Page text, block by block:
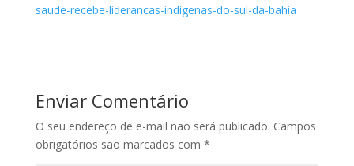
saude-recebe-liderancas-indigenas-do-sul-da-bahia
Enviar Comentário
O seu endereço de e-mail não será publicado. Campos
obrigatórios são marcados com *